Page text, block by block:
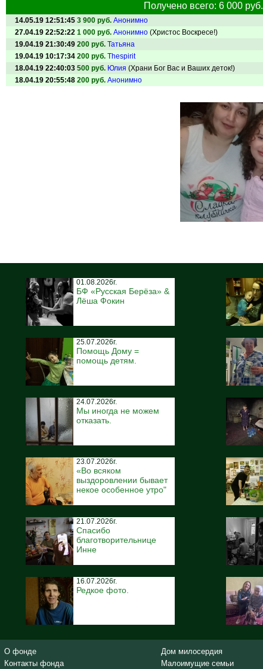
Получено всего: 6 000 руб.
14.05.19 12:51:45 3 900 руб. Анонимно
27.04.19 22:52:22 1 000 руб. Анонимно (Христос Воскресе!)
19.04.19 21:30:49 200 руб. Татьяна
19.04.19 10:17:34 200 руб. Thespirit
18.04.19 22:40:03 500 руб. Юлия (Храни Бог Вас и Ваших деток!)
18.04.19 20:55:48 200 руб. Анонимно
01.08.2026г.
БФ «Русская Берёза» &
Лёша Фокин
25.07.2026г.
Помощь Дому =
помощь детям.
24.07.2026г.
Мы иногда не можем
отказать.
23.07.2026г.
«Во всяком
выздоровлении бывает
некое особенное утро"
21.07.2026г.
Спасибо
благотворительнице
Инне
16.07.2026г.
Редкое фото.
О фонде
Контакты фонда
Дом милосердия
Малоимущие семьи